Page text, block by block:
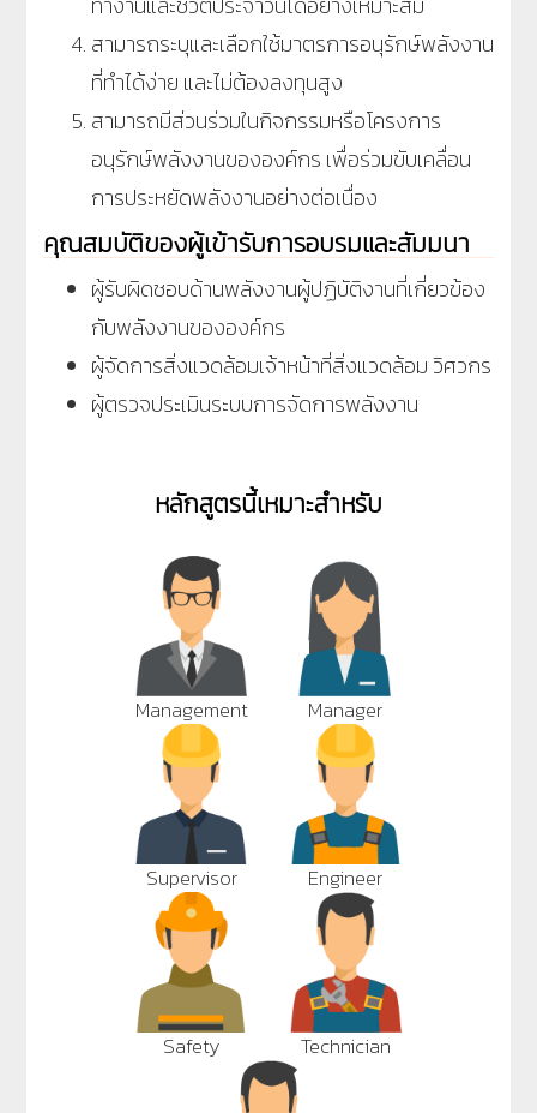
สามารถระบุและเลือกใช้มาตรการอนุรักษ์พลังงาน
ที่ทำได้ง่าย และไม่ต้องลงทุนสูง
สามารถมีส่วนร่วมในกิจกรรมหรือโครงการ
อนุรักษ์พลังงานขององค์กร เพื่อร่วมขับเคลื่อน
การประหยัดพลังงานอย่างต่อเนื่อง
คุณสมบัติของผู้เข้ารับการอบรมและสัมมนา
ผู้รับผิดชอบด้านพลังงานผู้ปฏิบัติงานที่เกี่ยวข้อง
กับพลังงานขององค์กร
ผู้จัดการสิ่งแวดล้อมเจ้าหน้าที่สิ่งแวดล้อม วิศวกร
ผู้ตรวจประเมินระบบการจัดการพลังงาน
หลักสูตรนี้เหมาะสำหรับ
Management Manager
Supervisor Engineer
Safety Technician